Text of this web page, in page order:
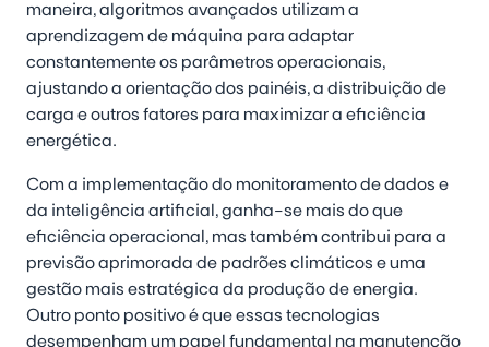
maneira, algoritmos avançados utilizam a
aprendizagem de máquina para adaptar
constantemente os parâmetros operacionais,
ajustando a orientação dos painéis, a distribuição de
carga e outros fatores para maximizar a eficiência
energética.
Com a implementação do monitoramento de dados e
da inteligência artificial, ganha-se mais do que
eficiência operacional, mas também contribui para a
previsão aprimorada de padrões climáticos e uma
gestão mais estratégica da produção de energia.
Outro ponto positivo é que essas tecnologias
desempenham um papel fundamental na manutenção